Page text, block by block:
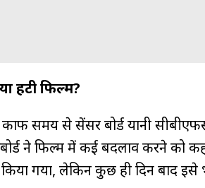
हटी फिल्म?
समय से सेंसर बोर्ड यानी
ने फिल्म में कई बदलाव करने को
गया, लेकिन कुछ ही दिन बाद इसे